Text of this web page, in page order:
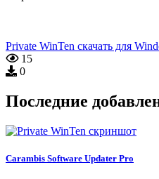
Private WinTen скачать для
15
0
Последние
Carambis Software Updater Pro